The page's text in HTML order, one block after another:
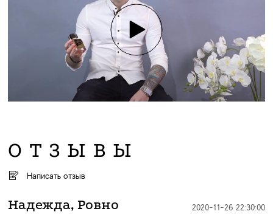
ОТЗЫВЫ
Написать отзыв
Надежда, Ровно 2020-11-26 22:30:00